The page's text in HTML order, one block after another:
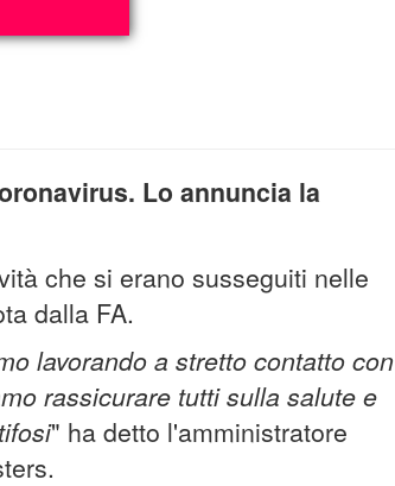
Lo annuncia la
che si erano susseguiti nelle
dalla FA.
lavorando a stretto contatto con
rassicurare tutti sulla salute e
" ha detto l'amministratore